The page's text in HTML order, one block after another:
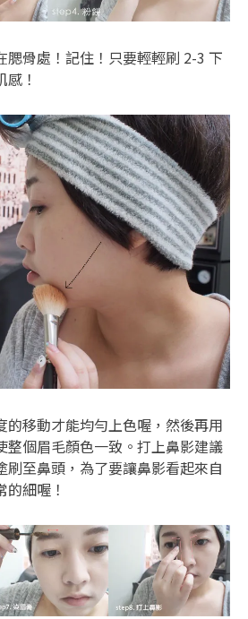
骨處！記住！只要輕輕刷 2-3 下
！
移動才能均勻上色喔，然後再用
整個眉毛顏色一致。打上鼻影建議
刷至鼻頭，為了要讓鼻影看起來自
細喔！